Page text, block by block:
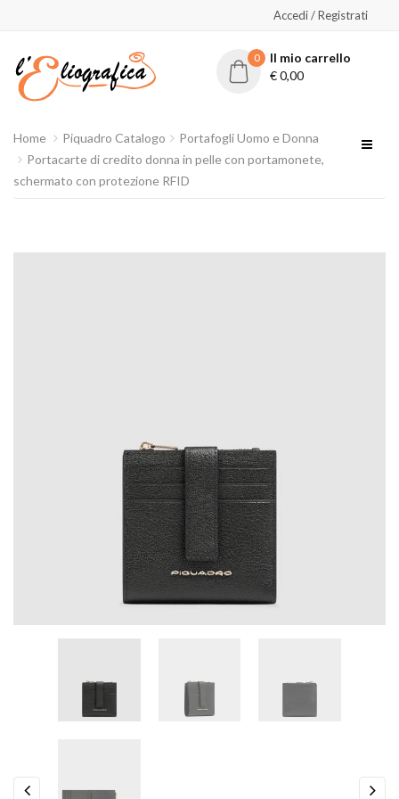
Accedi / Registrati
0
Il mio carrello
€0,00
Home Piquadro Catalogo
Portafogli Uomo e Donna
Portacarte di credito donna in pelle con portamonete,
schermato con protezione RFID